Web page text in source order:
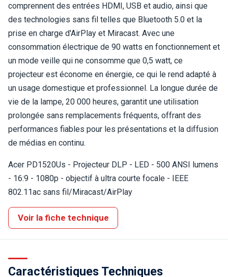
comprennent des entrées HDMI, USB et audio, ainsi que
des technologies sans fil telles que Bluetooth 5.0 et la
prise en charge d'AirPlay et Miracast. Avec une
consommation électrique de 90 watts en fonctionnement et
un mode veille qui ne consomme que 0,5 watt, ce
projecteur est économe en énergie, ce qui le rend adapté à
un usage domestique et professionnel. La longue durée de
vie de la lampe, 20 000 heures, garantit une utilisation
prolongée sans remplacements fréquents, offrant des
performances fiables pour les présentations et la diffusion
de médias en continu.
Acer PD1520Us - Projecteur DLP - LED - 500 ANSI lumens
- 16:9 - 1080p - objectif à ultra courte focale - IEEE
802.11ac sans fil/Miracast/AirPlay
Voir la fiche technique
Caractéristiques Techniques